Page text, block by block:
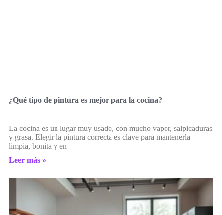
¿Qué tipo de pintura es mejor para la cocina?
La cocina es un lugar muy usado, con mucho vapor, salpicaduras
y grasa. Elegir la pintura correcta es clave para mantenerla
limpia, bonita y en
Leer más »